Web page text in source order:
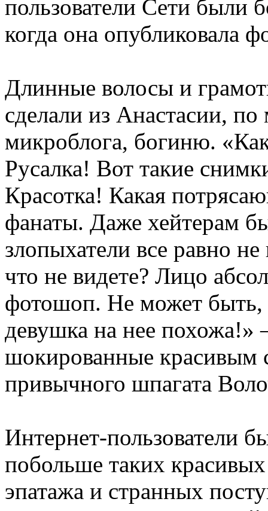
пользователи Сети были
когда она опубликовала
Длинные волосы и
сделали из Анастасии,
микроблога, богиню.
Русалка! Вот такие
Красотка! Какая
фанаты. Даже хейтерам
злопыхатели все равно
что не видете? Лицо
фотошоп. Не может быть,
девушка на нее
шокированные красивым
привычного шпагата
Интернет-пользователи
побольше таких
эпатажа и странных